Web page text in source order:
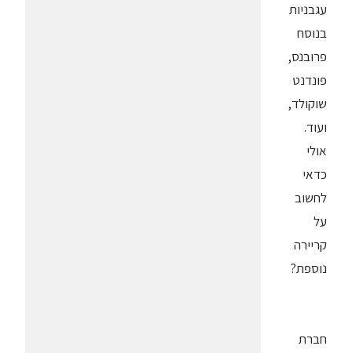
עגבניות
בנוסח
פרובנס,
פונדנט
שוקולד,
ועוד.
אולי
כדאי
לחשוב
על
קריירה
נוספת?
חברת